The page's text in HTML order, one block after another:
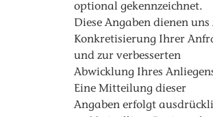
optional gekennzeichnet.
Diese Angaben dienen uns
Konkretisierung Ihrer
und zur verbesserten
Abwicklung Ihres
Eine Mitteilung dieser
Angaben erfolgt